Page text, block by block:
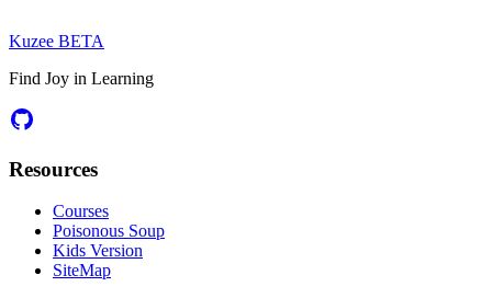
Kuzee BETA
Find Joy in Learning
Resources
Courses
Poisonous Soup
Kids Version
SiteMap